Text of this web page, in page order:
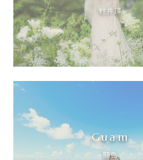
輕井澤
Guam
關島